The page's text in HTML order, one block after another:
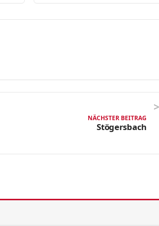
NÄCHSTER BEITRAG
Stögersbach